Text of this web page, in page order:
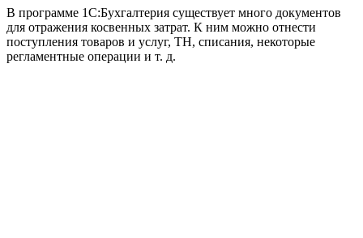
В программе 1С:Бухгалтерия существует много документов
для отражения косвенных затрат. К ним можно отнести
поступления товаров и услуг, ТН, списания, некоторые
регламентные операции и т. д.